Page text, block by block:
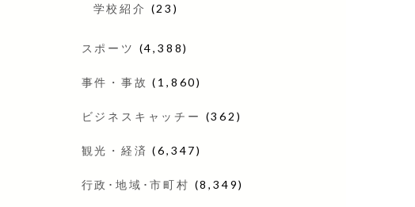
学校紹介 (23)
スポーツ (4,388)
事件・事故 (1,860)
ビジネスキャッチー (362)
観光・経済 (6,347)
行政･地域･市町村 (8,349)